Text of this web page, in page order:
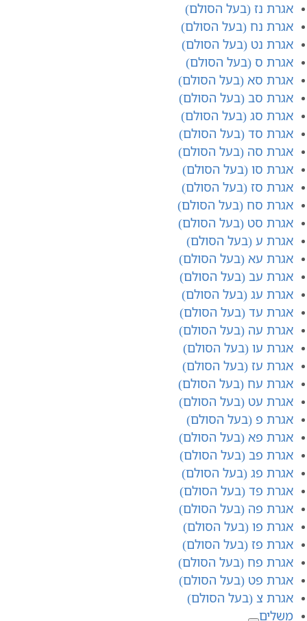
אגרת נ​ז (בעל הסולם)
אגרת נ​ח (בעל הסולם)
אגרת נ​ט (בעל הסולם)
אגרת ס (בעל הסולם)
אגרת ס​א (בעל הסולם)
אגרת סב (בעל הסולם)
אגרת סג (בעל הסולם)
אגרת סד (בעל הסולם)
אגרת סה (בעל הסולם)
אגרת סו (בעל הסולם)
אגרת סז (בעל הסולם)
אגרת סח (בעל הסולם)
אגרת סט (בעל הסולם)
אגרת ע (בעל הסולם)
אגרת עא (בעל הסולם)
אגרת עב (בעל הסולם)
אגרת עג (בעל הסולם)
אגרת עד (בעל הסולם)
אגרת עה (בעל הסולם)
אגרת עו (בעל הסולם)
אגרת עז (בעל הסולם)
אגרת עח (בעל הסולם)
אגרת עט (בעל הסולם)
אגרת פ (בעל הסולם)
אגרת פא (בעל הסולם)
אגרת פב (בעל הסולם)
אגרת פג (בעל הסולם)
אגרת פד (בעל הסולם)
אגרת פה (בעל הסולם)
אגרת פו (בעל הסולם)
אגרת פז (בעל הסולם)
אגרת פח (בעל הסולם)
אגרת פט (בעל הסולם)
אגרת צ (בעל הסולם)
משלים